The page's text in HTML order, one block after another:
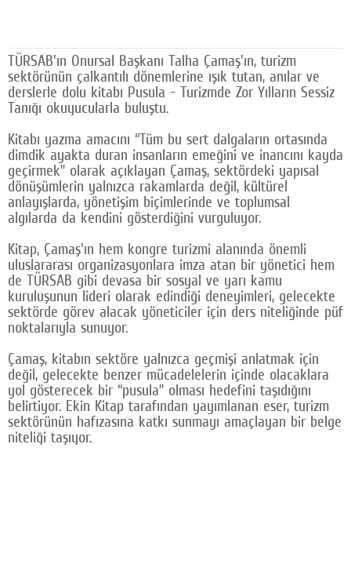
Facebook
Twitter
© 2026 TÜM HAKLARI SAKLIDIR
TÜRSAB'ın Onursal Başkanı Talha Çamaş'ın, turizm
sektörünün çalkantılı dönemlerine ışık tutan, anılar ve
derslerle dolu kitabı Pusula - Turizmde Zor Yılların Sessiz
Tanığı okuyucularla buluştu.
Kitabı yazma amacını “Tüm bu sert dalgaların ortasında
dimdik ayakta duran insanların emeğini ve inancını kayda
geçirmek” olarak açıklayan Çamaş, sektördeki yapısal
dönüşümlerin yalnızca rakamlarda değil, kültürel
anlayışlarda, yönetişim biçimlerinde ve toplumsal
algılarda da kendini gösterdiğini vurguluyor.
Kitap, Çamaş'ın hem kongre turizmi alanında önemli
uluslararası organizasyonlara imza atan bir yönetici hem
de TÜRSAB gibi devasa bir sosyal ve yarı kamu
kuruluşunun lideri olarak edindiği deneyimleri, gelecekte
sektörde görev alacak yöneticiler için ders niteliğinde püf
noktalarıyla sunuyor.
Çamaş, kitabın sektöre yalnızca geçmişi anlatmak için
değil, gelecekte benzer mücadelelerin içinde olacaklara
yol gösterecek bir “pusula” olması hedefini taşıdığını
belirtiyor. Ekin Kitap tarafından yayımlanan eser, turizm
sektörünün hafızasına katkı sunmayı amaçlayan bir belge
niteliği taşıyor.